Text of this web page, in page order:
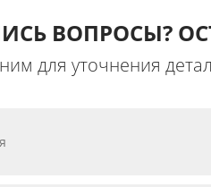
ВОПРОСЫ?
для уточнения